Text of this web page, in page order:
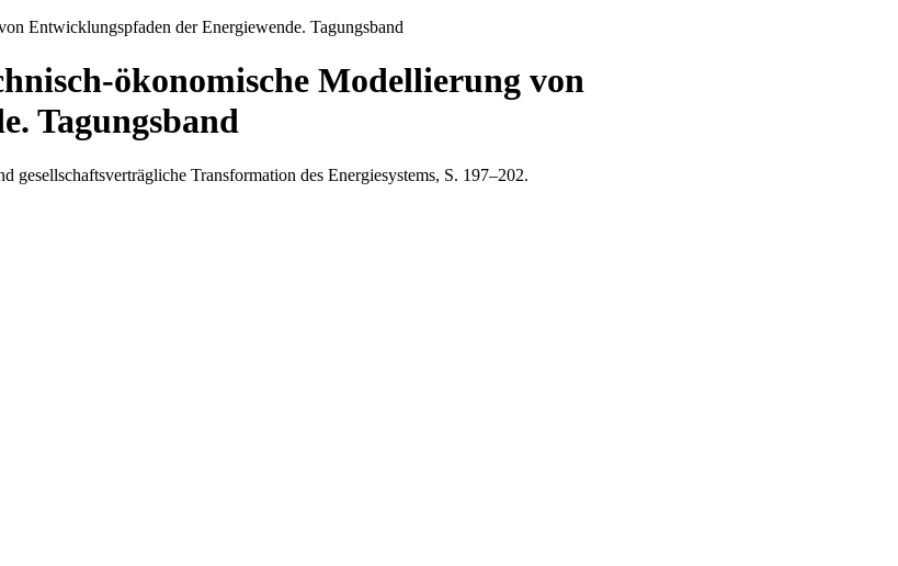
Entwicklungspfaden der Energiewende. Tagungsband
ökonomische Modellierung von
Tagungsband
Transformation des Energiesystems, S. 197–202.